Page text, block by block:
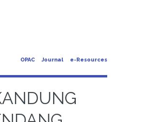
OPAC Journal e-Resources